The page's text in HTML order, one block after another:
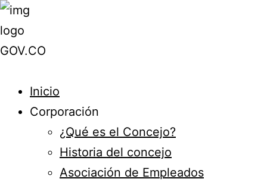
Inicio
Corporación
¿Qué es el Concejo?
Historia del concejo
Asociación de Empleados